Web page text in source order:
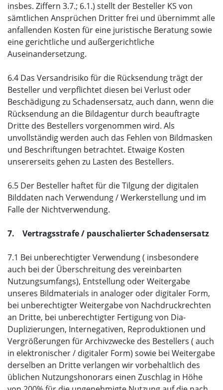
insbes. Ziffern 3.7.; 6.1.) stellt der Besteller KS von
sämtlichen Ansprüchen Dritter frei und übernimmt alle
anfallenden Kosten für eine juristische Beratung sowie
eine gerichtliche und außergerichtliche
Auseinandersetzung.
6.4 Das Versandrisiko für die Rücksendung trägt der
Besteller und verpflichtet diesen bei Verlust oder
Beschädigung zu Schadensersatz, auch dann, wenn die
Rücksendung an die Bildagentur durch beauftragte
Dritte des Bestellers vorgenommen wird. Als
unvollständig werden auch das Fehlen von Bildmasken
und Beschriftungen betrachtet. Etwaige Kosten
unsererseits gehen zu Lasten des Bestellers.
6.5 Der Besteller haftet für die Tilgung der digitalen
Bilddaten nach Verwendung / Werkerstellung und im
Falle der Nichtverwendung.
7. Vertragsstrafe / pauschalierter Schadensersatz
7.1 Bei unberechtigter Verwendung ( insbesondere
auch bei der Überschreitung des vereinbarten
Nutzungsumfangs), Entstellung oder Weitergabe
unseres Bildmaterials in analoger oder digitaler Form,
bei unberechtigter Weitergabe von Nachdruckrechten
an Dritte, bei unberechtigter Fertigung von Dia-
Duplizierungen, Internegativen, Reproduktionen und
Vergrößerungen für Archivzwecke des Bestellers ( auch
in elektronischer / digitaler Form) sowie bei Weitergabe
derselben an Dritte verlangen wir vorbehaltlich des
üblichen Nutzungshonorars einen Zuschlag in Höhe